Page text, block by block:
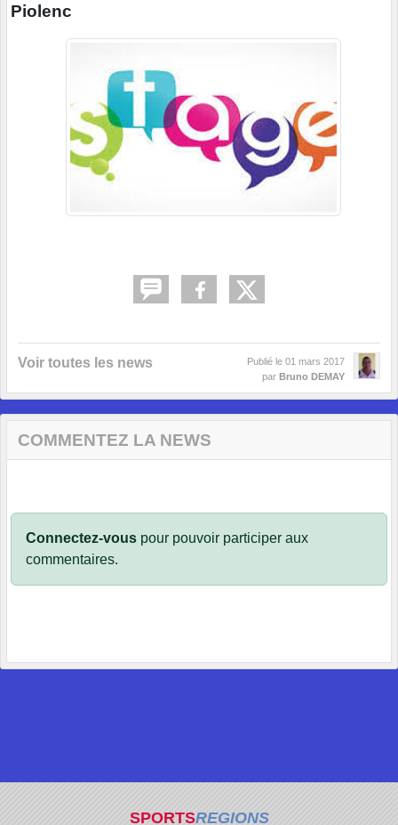
Piolenc
Voir toutes les news Publié le 01 mars 2017
par Bruno DEMAY
COMMENTEZ LA NEWS
Connectez-vous pour pouvoir participer aux
commentaires.
SPORTSREGIONS